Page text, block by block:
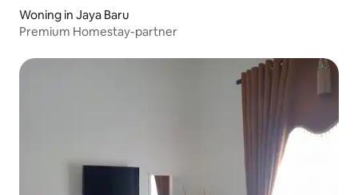
Woning in Jaya Baru
Premium Homestay-partner